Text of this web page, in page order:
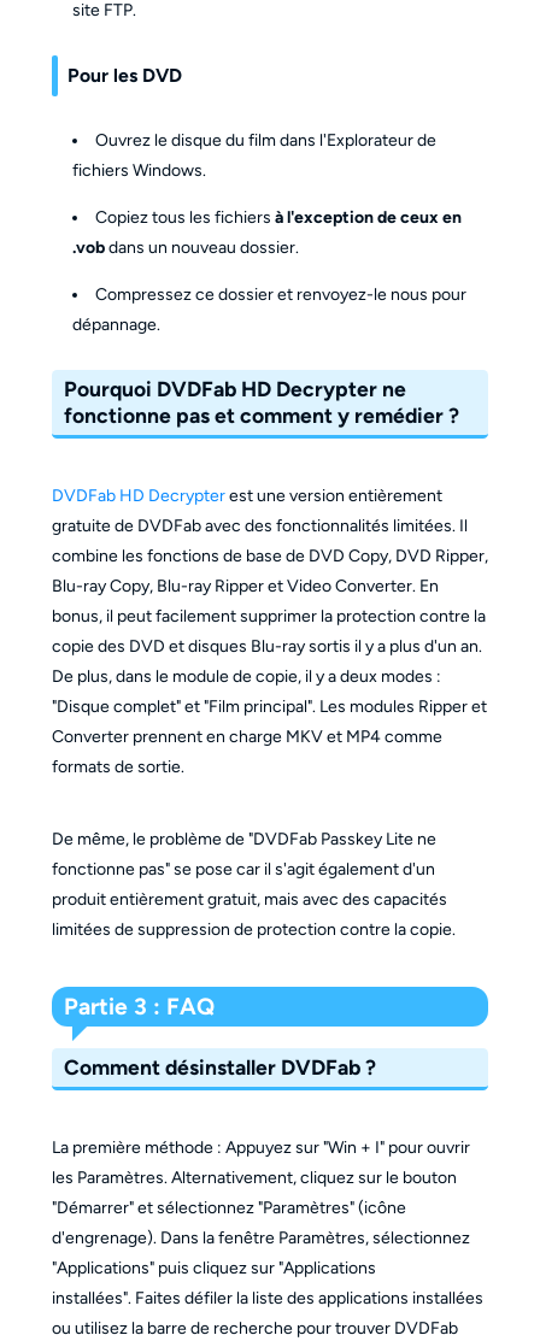
site FTP.
Pour les DVD
Ouvrez le disque du film dans l'Explorateur de
fichiers Windows.
Copiez tous les fichiersà l'exception de ceux en
.vobdans un nouveau dossier.
Compressez ce dossier et renvoyez-le nous pour
dépannage.
Pourquoi DVDFab HD Decrypter ne
fonctionne pas et comment y remédier ?
DVDFab HD Decrypterest une version entièrement
gratuite de DVDFab avec des fonctionnalités limitées. Il
combine les fonctions de base de DVD Copy, DVD Ripper,
Blu-ray Copy, Blu-ray Ripper et Video Converter. En
bonus, il peut facilement supprimer la protection contre la
copie des DVD et disques Blu-ray sortis il y a plus d'un an.
De plus, dans le module de copie, il y a deux modes :
"Disque complet" et "Film principal". Les modules Ripper et
Converter prennent en charge MKV et MP4 comme
formats de sortie.
De même, le problème de "DVDFab Passkey Lite ne
fonctionne pas" se pose car il s'agit également d'un
produit entièrement gratuit, mais avec des capacités
limitées de suppression de protection contre la copie.
Partie 3 : FAQ
Comment désinstaller DVDFab ?
La première méthode : Appuyez sur "Win + I" pour ouvrir
les Paramètres. Alternativement, cliquez sur le bouton
"Démarrer" et sélectionnez "Paramètres" (icône
d'engrenage). Dans la fenêtre Paramètres, sélectionnez
"Applications" puis cliquez sur "Applications
installées". Faites défiler la liste des applications installées
ou utilisez la barre de recherche pour trouver DVDFab